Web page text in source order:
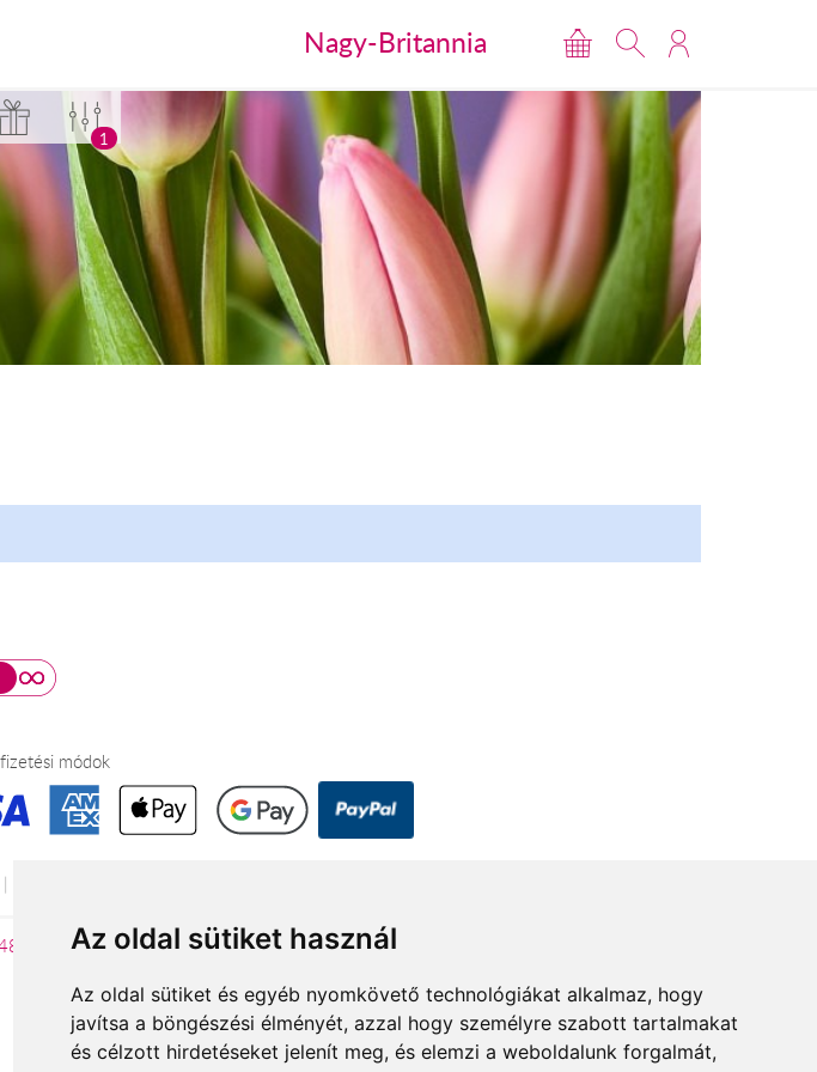
Az oldal sütiket használ
Az oldal sütiket és egyéb nyomkövető technológiákat alkalmaz, hogy
javítsa a böngészési élményét, azzal hogy személyre szabott tartalmakat
és célzott hirdetéseket jelenít meg, és elemzi a weboldalunk forgalmát,
Nagy-Britannia
1
módok
8362| www.viragkuldeszalaegerszeg.hu